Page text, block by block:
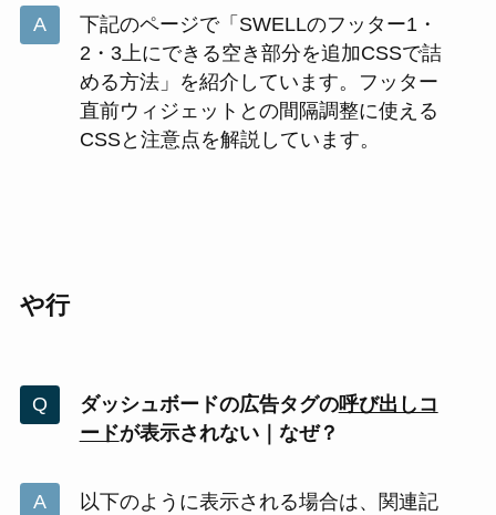
下記のページで「SWELLのフッター1・
2・3上にできる空き部分を追加CSSで詰
める方法」を紹介しています。フッター
直前ウィジェットとの間隔調整に使える
CSSと注意点を解説しています。
や行
ダッシュボードの広告タグの呼び出しコ
ードが表示されない｜なぜ？
以下のように表示される場合は、関連記